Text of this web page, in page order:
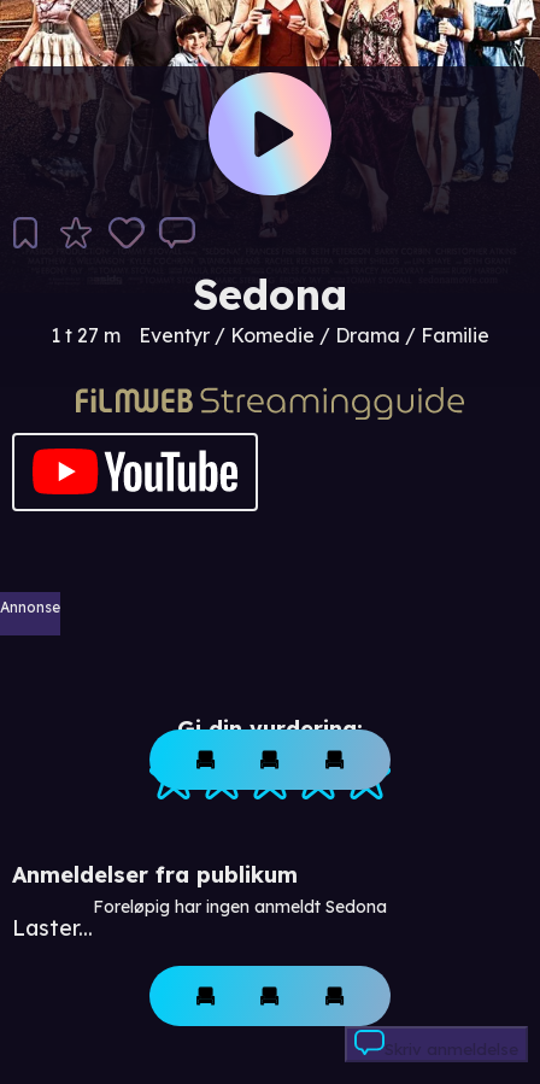
Sedona
1 t 27 m Eventyr / Komedie / Drama / Familie
Annonse
Gi din vurdering:
Anmeldelser fra publikum
Laster...
Foreløpig har ingen anmeldt Sedona
Skriv anmeldelse